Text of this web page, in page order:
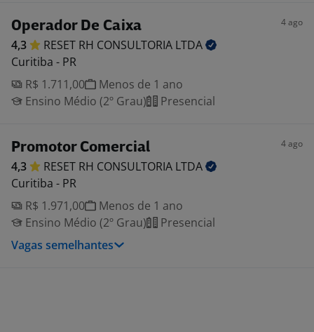
Operador De Caixa 4 ago
4,3 RESET RH CONSULTORIA LTDA
Curitiba - PR
R$ 1.711,00
Menos de 1 ano
Ensino Médio (2º Grau)
Presencial
Promotor Comercial 4 ago
4,3 RESET RH CONSULTORIA LTDA
Curitiba - PR
R$ 1.971,00
Menos de 1 ano
Ensino Médio (2º Grau)
Presencial
Vagas semelhantes